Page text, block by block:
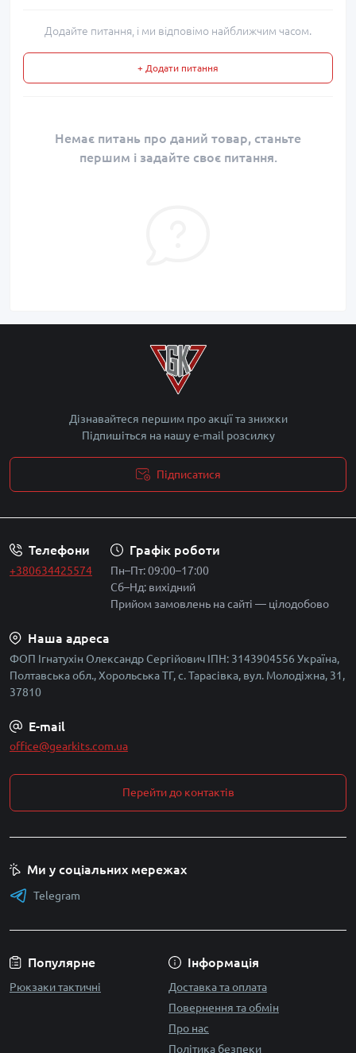
Додайте питання, і ми відповімо найближчим часом.
+ Додати питання
Немає питань про даний товар, станьте
першим і задайте своє питання.
Дізнавайтеся першим про акції та знижки
Підпишіться на нашу e-mail розсилку
Підписатися
Телефони
+380634425574
Графік роботи
Пн–Пт: 09:00–17:00
Сб–Нд: вихідний
Прийом замовлень на сайті — цілодобово
Наша адреса
ФОП Ігнатухін Олександр Сергійович ІПН: 3143904556 Україна,
Полтавська обл., Хорольська ТГ, с. Тарасівка, вул. Молодіжна, 31,
37810
E-mail
office@gearkits.com.ua
Перейти до контактів
Популярне
Рюкзаки тактичні
Інформація
Доставка та оплата
Повернення та обмін
Про нас
Політика безпеки
Ми у соціальних мережах
Telegram